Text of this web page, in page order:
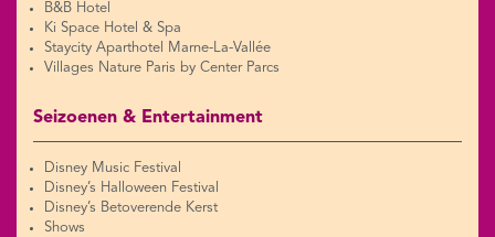
B&B Hotel
Ki Space Hotel & Spa
Staycity Aparthotel Marne-La-Vallée
Villages Nature Paris by Center Parcs
Seizoenen & Entertainment
Disney Music Festival
Disney’s Halloween Festival
Disney’s Betoverende Kerst
Shows